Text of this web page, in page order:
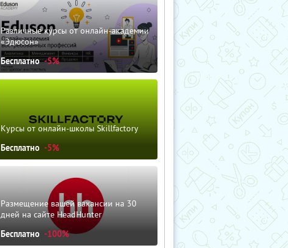
Различные курсы от онлайн-академии
«Эдюсон»
Бесплатно -5%
Курсы от онлайн-школы Skillfactory
Бесплатно -5%
Размещение вашей вакансии на 30
дней на сайте HeadHunter
Бесплатно -100%